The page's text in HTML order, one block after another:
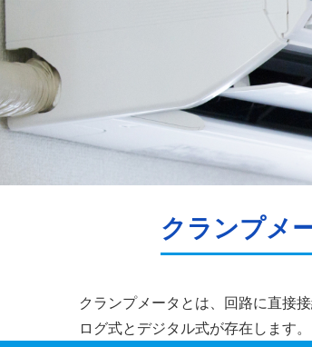
換気扇等修理・取付
クランプメ
クランプメータとは、回路に直接
ログ式とデジタル式が存在します。